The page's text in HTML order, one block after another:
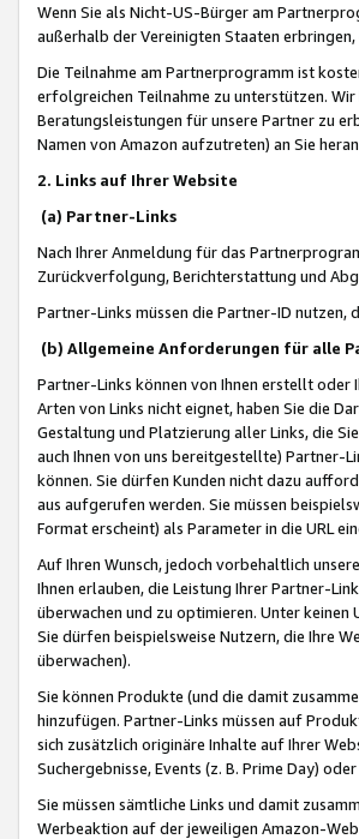
Wenn Sie als Nicht-US-Bürger am
außerhalb der Vereinigten Staaten
Die Teilnahme am Partnerprogramm ist
erfolgreichen Teilnahme zu unterstützen.
Beratungsleistungen für unsere Partner zu
Namen von Amazon aufzutreten) an Sie
2. Links auf Ihrer Website
(a) Partner-Links
Nach Ihrer Anmeldung für das
Zurückverfolgung, Berichterstattung und
Partner-Links müssen die Partner-ID nutzen,
(b) Allgemeine Anforderungen für alle
Partner-Links können von Ihnen erstellt oder
Arten von Links nicht eignet, haben Sie die
Gestaltung und Platzierung aller Links, die
auch Ihnen von uns bereitgestellte) Partner-
können. Sie dürfen Kunden nicht dazu
aus aufgerufen werden. Sie müssen
Format erscheint) als Parameter in die URL
Auf Ihren Wunsch, jedoch vorbehaltlich
Ihnen erlauben, die Leistung Ihrer Partner-
überwachen und zu optimieren. Unter
Sie dürfen beispielsweise Nutzern, die Ihre
überwachen).
Sie können Produkte (und die damit
hinzufügen. Partner-Links müssen auf
sich zusätzlich originäre Inhalte auf Ihrer
Suchergebnisse, Events (z. B. Prime Day)
Sie müssen sämtliche Links und damit
Werbeaktion auf der jeweiligen Amazon-